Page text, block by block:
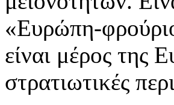
«Ευρώπη-
είναι μέρος της
στρατιωτικές